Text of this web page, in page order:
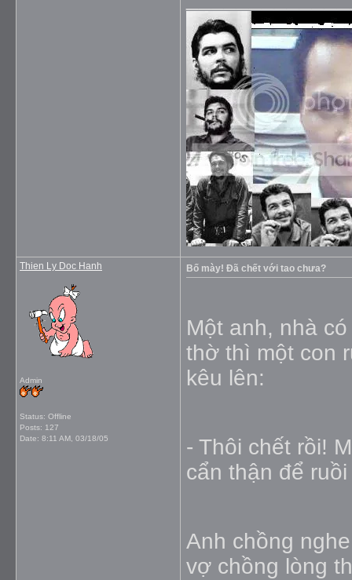
Thien Ly Doc Hanh
Admin
Status: Offline
Posts: 127
Date: 8:11 AM, 03/18/05
Bố mày! Ðã chết với tao chưa?
Một anh, nhà
thờ thì một con
kêu lên:
- Thôi chết rồi!
cẩn thận để
Anh chồng
vợ chồng lòng